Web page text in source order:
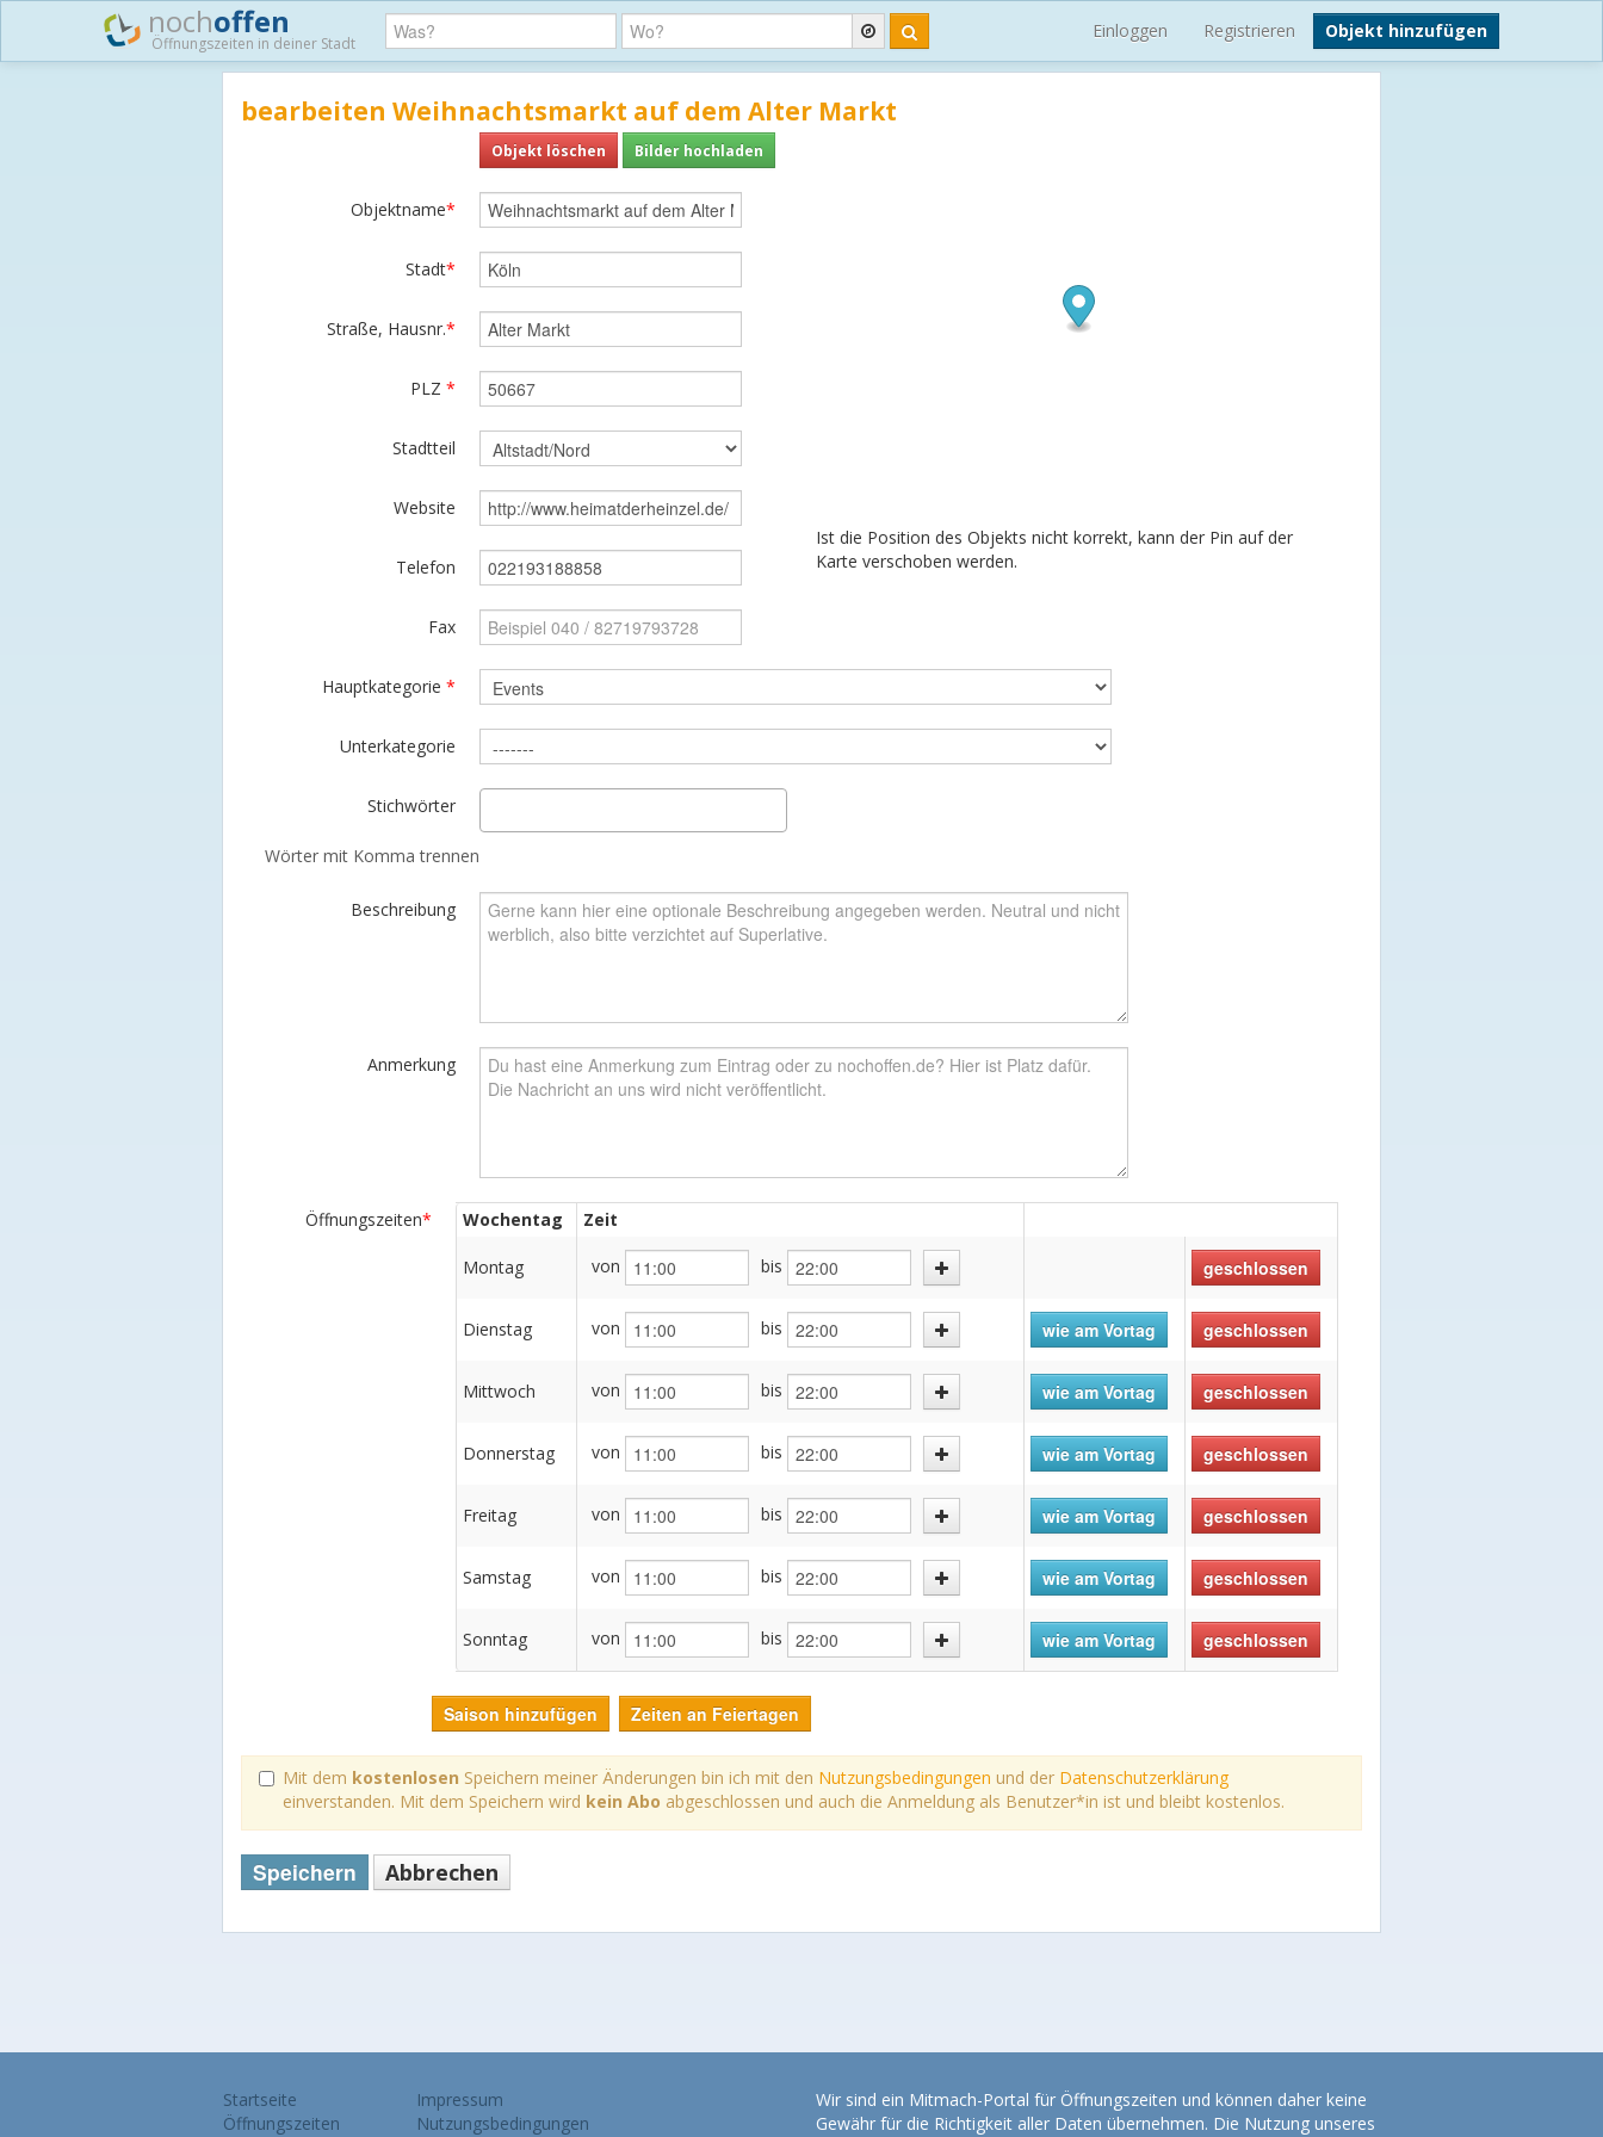
nochoffen
Öffnungszeiten in deiner Stadt
Einloggen Registrieren Objekt hinzufügen
bearbeiten Weihnachtsmarkt auf dem Alter Markt
Objekt löschen Bilder hochladen
Objektname*
Stadt*
Straße, Hausnr.*
PLZ *
Stadtteil
Website
Telefon
Fax
Hauptkategorie *
Unterkategorie
Stichwörter
Wörter mit Komma trennen
Beschreibung
Anmerkung
Ist die Position des Objekts nicht korrekt, kann der Pin auf der
Karte verschoben werden.
Öffnungszeiten* Wochentag Zeit
Montag von bis geschlossen
Dienstag von bis wie am Vortag geschlossen
Mittwoch von bis wie am Vortag geschlossen
Donnerstag von bis wie am Vortag geschlossen
Freitag von bis wie am Vortag geschlossen
Samstag von bis wie am Vortag geschlossen
Sonntag von bis wie am Vortag geschlossen
Saison hinzufügen Zeiten an Feiertagen
Mit dem kostenlosen Speichern meiner Änderungen bin ich mit den Nutzungsbedingungen und der Datenschutzerklärung
einverstanden. Mit dem Speichern wird kein Abo abgeschlossen und auch die Anmeldung als Benutzer*in ist und bleibt kostenlos.
Speichern Abbrechen
Startseite
Öffnungszeiten
Impressum
Nutzungsbedingungen
Wir sind ein Mitmach-Portal für Öffnungszeiten und können daher keine
Gewähr für die Richtigkeit aller Daten übernehmen. Die Nutzung unseres